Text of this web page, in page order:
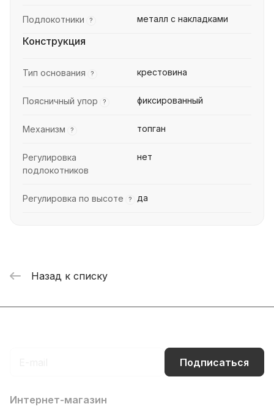
Подлокотники ? металл с накладками
Конструкция
Тип основания ? крестовина
Поясничный упор ? фиксированный
Механизм ? топган
Регулировка
подлокотников
нет
Регулировка по высоте ? да
Назад к списку
Подписаться
Интернет-магазин